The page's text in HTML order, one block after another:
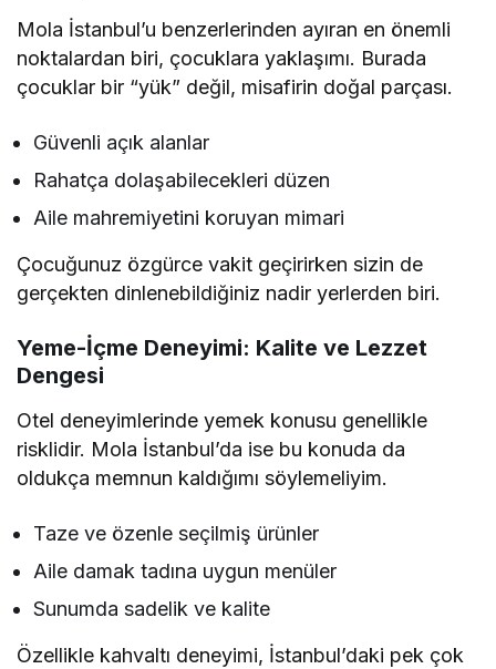
Mola İstanbul’u benzerlerinden ayıran en önemli
noktalardan biri, çocuklara yaklaşımı. Burada
çocuklar bir “yük” değil, misafirin doğal parçası.
Güvenli açık alanlar
Rahatça dolaşabilecekleri düzen
Aile mahremiyetini koruyan mimari
Çocuğunuz özgürce vakit geçirirken sizin de
gerçekten dinlenebildiğiniz nadir yerlerden biri.
Yeme-İçme Deneyimi: Kalite ve Lezzet
Dengesi
Otel deneyimlerinde yemek konusu genellikle
risklidir. Mola İstanbul’da ise bu konuda da
oldukça memnun kaldığımı söylemeliyim.
Taze ve özenle seçilmiş ürünler
Aile damak tadına uygun menüler
Sunumda sadelik ve kalite
Özellikle kahvaltı deneyimi, İstanbul’daki pek çok